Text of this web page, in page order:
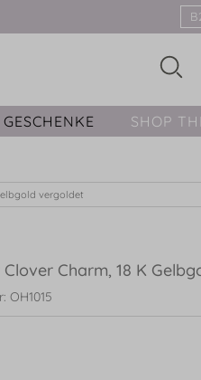
GESCHENKE SHOP
vergoldet
Charm, 18 K
OH1015